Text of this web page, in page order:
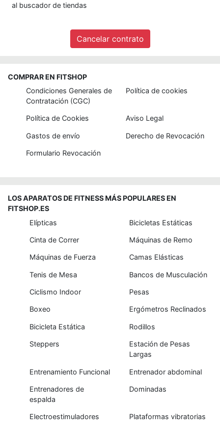
al buscador de tiendas
Cancelar contrato
COMPRAR EN FITSHOP
Condiciones Generales de
Contratación (CGC)
Política de cookies
Política de Cookies Aviso Legal
Gastos de envío Derecho de Revocación
Formulario Revocación
LOS APARATOS DE FITNESS MÁS POPULARES EN
FITSHOP.ES
Elípticas
Bicicletas Estáticas
Cinta de Correr Máquinas de Remo
Máquinas de Fuerza Camas Elásticas
Tenis de Mesa Bancos de Musculación
Ciclismo Indoor Pesas
Boxeo Ergómetros Reclinados
Bicicleta Estática Rodillos
Steppers
Estación de Pesas
Largas
Entrenamiento Funcional Entrenador abdominal
Entrenadores de
espalda
Dominadas
Electroestimuladores Plataformas vibratorias